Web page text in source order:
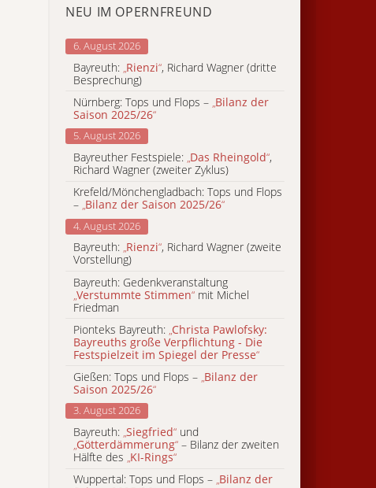
NEU IM OPERNFREUND
6. August 2026
Bayreuth: Rienzi“, Richard Wagner (dritte
Besprechung)
Nürnberg: Tops und Flops – Bilanz der
Saison 2025/26“
5. August 2026
Bayreuther Festspiele: „Das Rheingold“,
Richard Wagner (zweiter Zyklus)
Krefeld/Mönchengladbach: Tops und Flops
– „Bilanz der Saison 2025/26“
4. August 2026
Bayreuth: „Rienzi“, Richard Wagner (zweite
Vorstellung)
Bayreuth: Gedenkveranstaltung
„Verstummte Stimmen“ mit Michel
Friedman
Pionteks Bayreuth: Christa Pawlofsky:
Bayreuths große Verpflichtung - Die
Festspielzeit im Spiegel der Presse“
Gießen: Tops und Flops – „Bilanz der
Saison 2025/26“
3. August 2026
Bayreuth: „Siegfried“ und
„Götterdämmerung“ – Bilanz der zweiten
Hälfte des „KI-Rings“
Wuppertal: Tops und Flops – „Bilanz der